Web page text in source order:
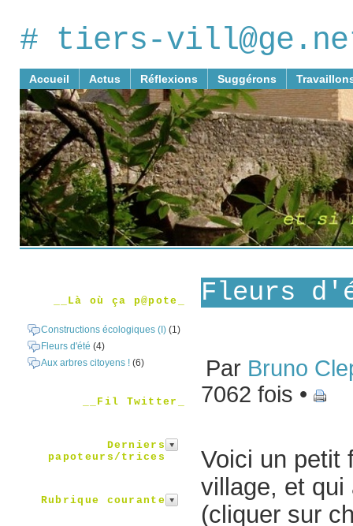
# tiers-
Accueil Actus Réflexions Suggérons
__Là où ça p@pote_
Constructions écologiques (I) (1)
Fleurs d'été (4)
Aux arbres citoyens ! (6)
__Fil Twitter_
Derniers
papoteurs/trices
Rubrique courante
Fleurs
Par Bruno
7062 fois •
Voici un petit
village, et qui
(cliquer sur